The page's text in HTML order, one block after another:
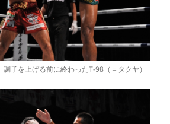
子を上げる前に終わったT-98（＝タクヤ）